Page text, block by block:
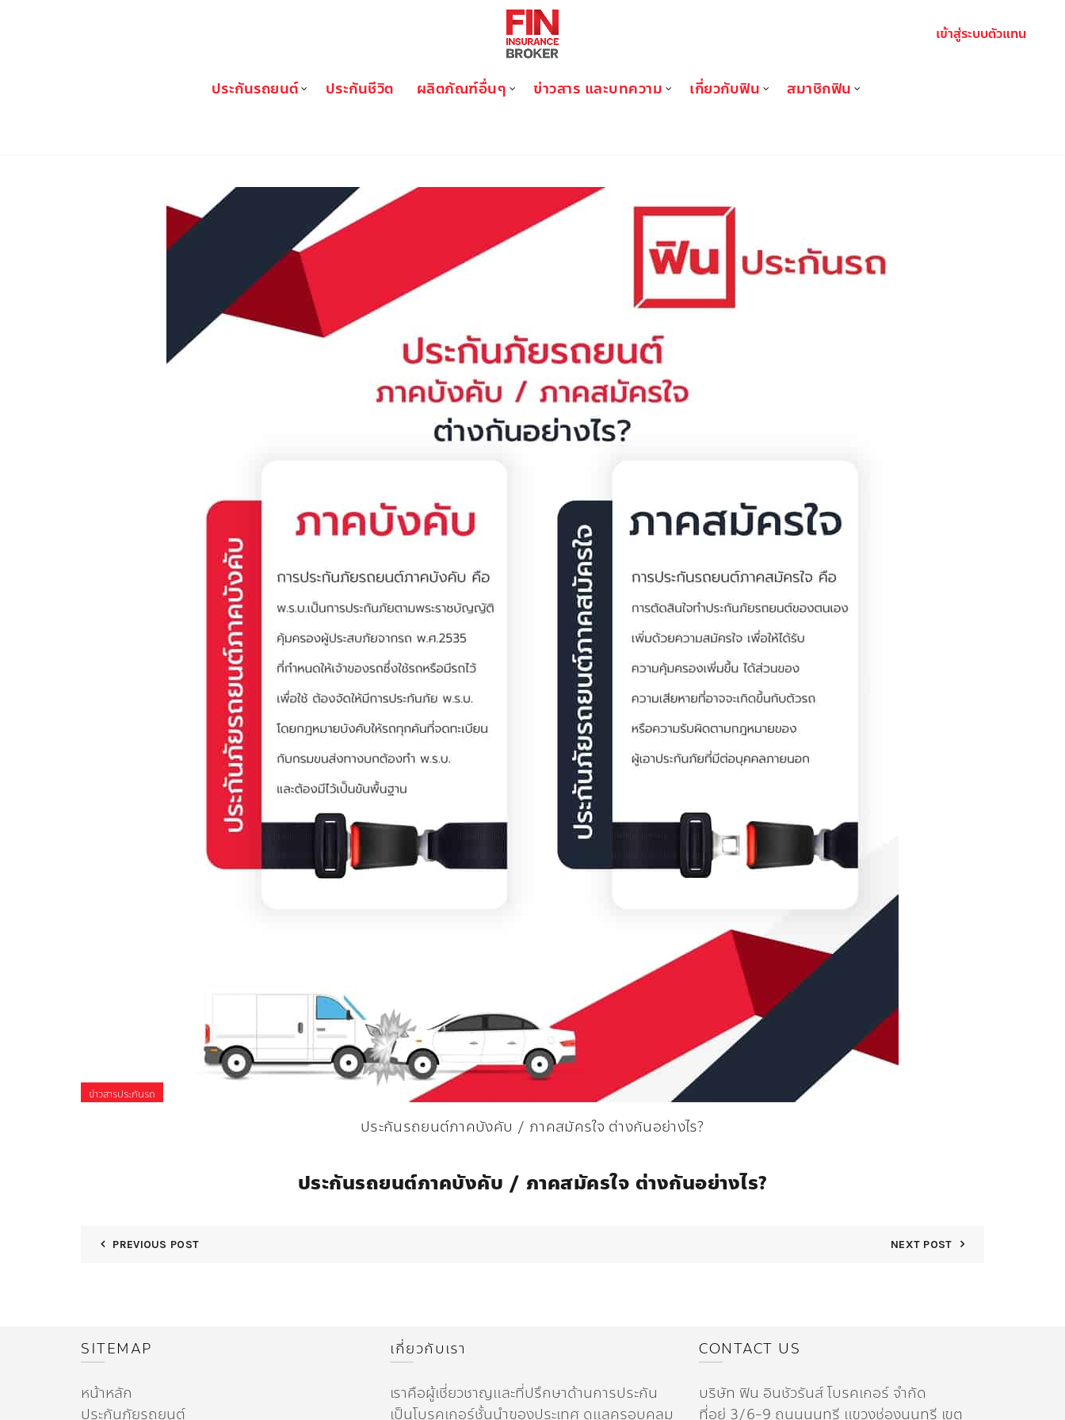
เข้าสู่ระบบตัวแทน
ประกันรถยนต์ ประกันชีวิต ผลิตภัณฑ์อื่นๆ ข่าวสาร และบทความ เกี่ยวกับฟิน
สมาชิกฟิน
ข่าวสารประกันรถ
ประกันรถยนต์ภาคบังคับ / ภาคสมัครใจ ต่างกันอย่างไร?
ประกันรถยนต์ภาคบังคับ / ภาคสมัครใจ ต่างกันอย่างไร?
PREVIOUS POST NEXT POST
SITEMAP
หน้าหลัก
ประกันภัยรถยนต์
เกี่ยวกับเรา
เราคือผู้เชี่ยวชาญและที่ปรึกษาด้านการประกัน
เป็นโบรคเกอร์ชั้นนำของประเทศ ดูแลครอบคลุม
CONTACT US
บริษัท ฟิน อินชัวรันส์ โบรคเกอร์ จำกัด
ที่อยู่ 3/6-9 ถนนนนทรี แขวงช่องนนทรี เขต